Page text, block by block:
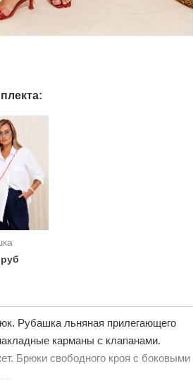
Рубашка льняная прилегающего
карманы с клапанами.
Брюки свободного кроя с боковыми